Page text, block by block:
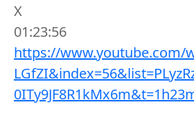
X
01:23:56
https://www.youtube.com/